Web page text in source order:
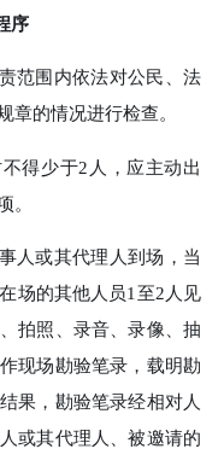
序
范围内依法对公民、法
章的情况进行检查。
得少于2人，应主动出
。
人或其代理人到场，当
场的其他人员1至2人见
拍照、录音、录像、抽
现场勘验笔录，载明勘
果，勘验笔录经相对人
或其代理人、被邀请的